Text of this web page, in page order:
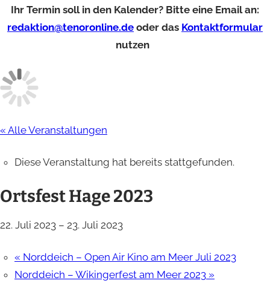
Ihr Termin soll in den Kalender? Bitte eine Email an:
redaktion@tenoronline.de oder das Kontaktformular
nutzen
« Alle Veranstaltungen
Diese Veranstaltung hat bereits stattgefunden.
Ortsfest Hage 2023
22. Juli 2023 – 23. Juli 2023
« Norddeich – Open Air Kino am Meer Juli 2023
Norddeich – Wikingerfest am Meer 2023 »